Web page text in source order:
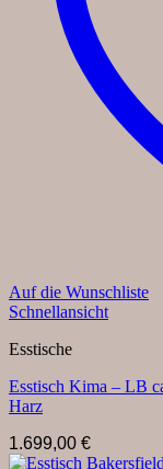
Auf die Wunschliste
Schnellansicht
Esstische
Esstisch Kima – LB
Harz
1.699,00 €